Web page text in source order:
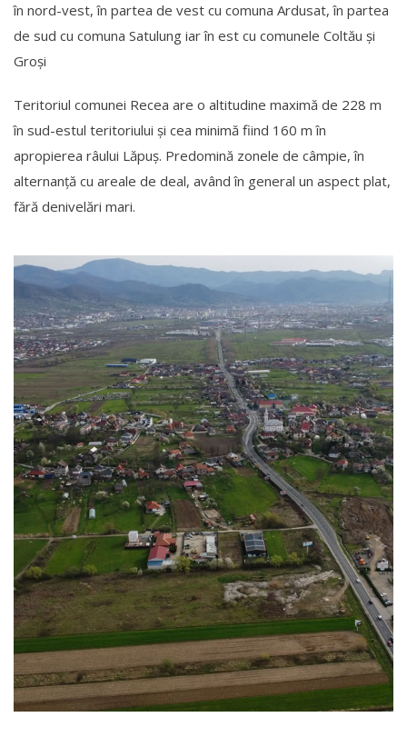
în nord-vest, în partea de vest cu comuna Ardusat, în partea
de sud cu comuna Satulung iar în est cu comunele Coltău și
Groși
Teritoriul comunei Recea are o altitudine maximă de 228 m
în sud-estul teritoriului și cea minimă fiind 160 m în
apropierea râului Lăpuș. Predomină zonele de câmpie, în
alternanță cu areale de deal, având în general un aspect plat,
fără denivelări mari.